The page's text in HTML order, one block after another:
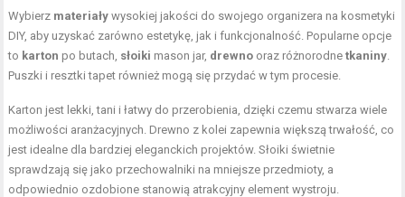
Wybierz materiały wysokiej jakości do swojego organizera na kosmetyki
DIY, aby uzyskać zarówno estetykę, jak i funkcjonalność. Popularne opcje
to karton po butach, słoiki mason jar, drewno oraz różnorodnetkaniny
Puszki i resztki tapet również mogą się przydać w tym procesie.
Karton jest lekki, tani i łatwy do przerobienia, dzięki czemu stwarza wiele
możliwości aranżacyjnych. Drewno z kolei zapewnia większą trwałość, co
jest idealne dla bardziej eleganckich projektów. Słoiki świetnie
sprawdzają się jako przechowalniki na mniejsze przedmioty, a
odpowiednio ozdobione stanowią atrakcyjny element wystroju.